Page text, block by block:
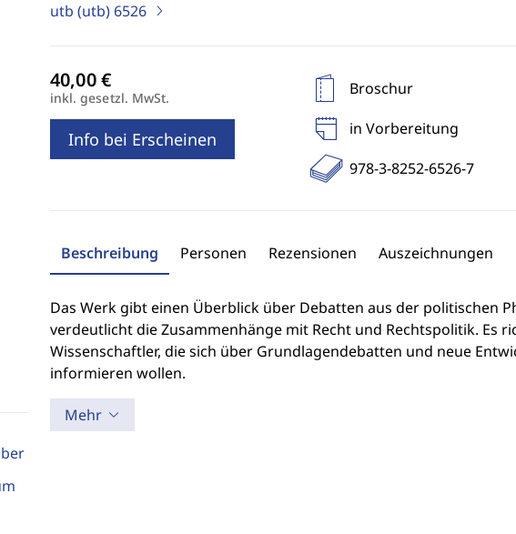
utb (utb) 6526
inkl. gesetzl. MwSt.
Info bei Erscheinen
Broschur
in Vorbereitung
978-3-8252-6526-7
Beschreibung Personen Rezensionen Auszeichnungen
Das Werk gibt einen Überblick über Debatten aus der politischen
verdeutlicht die Zusammenhänge mit Recht und Rechtspolitik. Es
Wissenschaftler, die sich über Grundlagendebatten und neue
informieren wollen.
Mehr